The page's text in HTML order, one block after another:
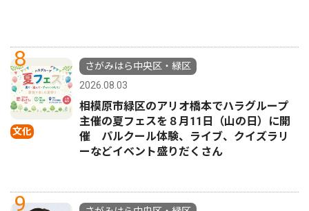
8
文化
さがみはら中央区・緑区
2026.08.03
相模原市緑区のアリオ橋本でハラグループ
主催の夏フェスを８月11日（山の日）に開
催 パルクール体験、ライブ、クイズラリ
ーなどイベント盛りだくさん
9